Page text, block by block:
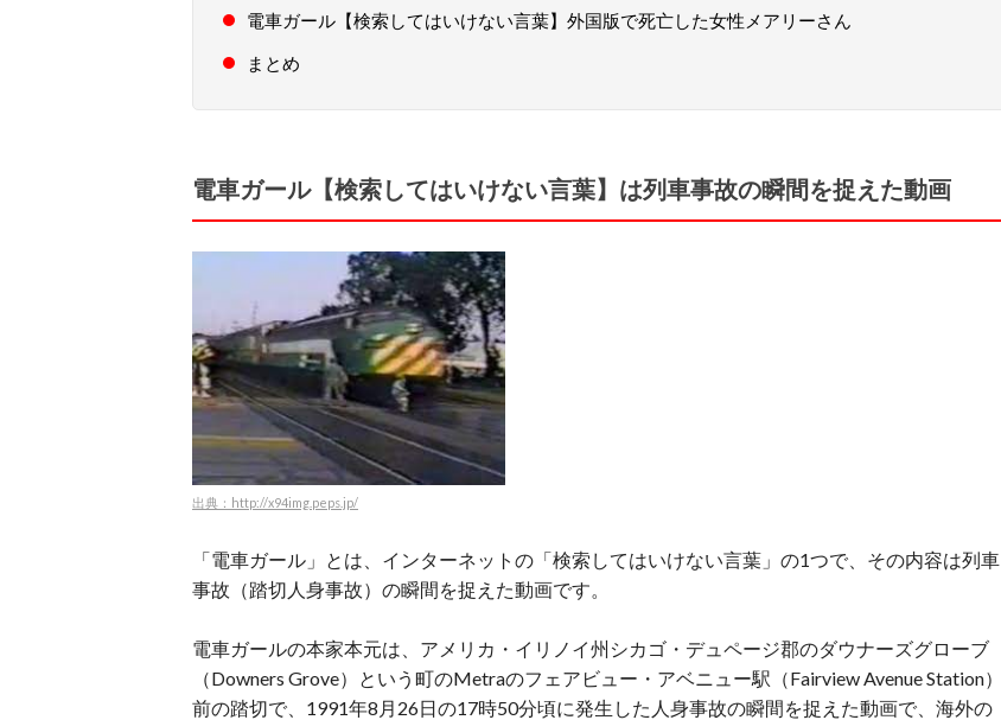
電車ガール【検索してはいけない言葉】外国版で死亡した女性メアリーさん
まとめ
電車ガール【検索してはいけない言葉】は列車事故の瞬間を捉えた動画
出典：http://x94img.peps.jp/
「電車ガール」とは、インターネットの「検索してはいけない言葉」の1つで、その内容は列車
事故（踏切人身事故）の瞬間を捉えた動画です。
電車ガールの本家本元は、アメリカ・イリノイ州シカゴ・デュページ郡のダウナーズグローブ
（Downers Grove）という町のMetraのフェアビュー・アベニュー駅（Fairview Avenue Station）
前の踏切で、1991年8月26日の17時50分頃に発生した人身事故の瞬間を捉えた動画で、海外の